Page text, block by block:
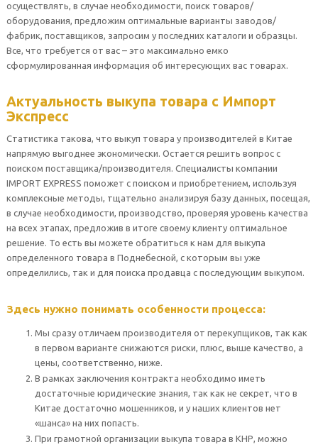
осуществлять, в случае необходимости, поиск товаров/
оборудования, предложим оптимальные варианты заводов/
фабрик, поставщиков, запросим у последних каталоги и образцы.
Все, что требуется от вас – это максимально емко
сформулированная информация об интересующих вас товарах.
Актуальность выкупа товара с Импорт
Экспресс
Статистика такова, что выкуп товара у производителей в Китае
напрямую выгоднее экономически. Остается решить вопрос с
поиском поставщика/производителя. Специалисты компании
IMPORT EXPRESS поможет с поиском и приобретением, используя
комплексные методы, тщательно анализируя базу данных, посещая,
в случае необходимости, производство, проверяя уровень качества
на всех этапах, предложив в итоге своему клиенту оптимальное
решение. То есть вы можете обратиться к нам для выкупа
определенного товара в Поднебесной, с которым вы уже
определились, так и для поиска продавца с последующим выкупом.
Здесь нужно понимать особенности процесса:
Мы сразу отличаем производителя от перекупщиков, так как
в первом варианте снижаются риски, плюс, выше качество, а
цены, соответственно, ниже.
В рамках заключения контракта необходимо иметь
достаточные юридические знания, так как не секрет, что в
Китае достаточно мошенников, и у наших клиентов нет
«шанса» на них попасть.
При грамотной организации выкупа товара в КНР, можно